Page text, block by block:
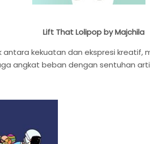
Lift That Lolipop by Majchila
antara kekuatan dan ekspresi kreatif,
angkat beban dengan sentuhan